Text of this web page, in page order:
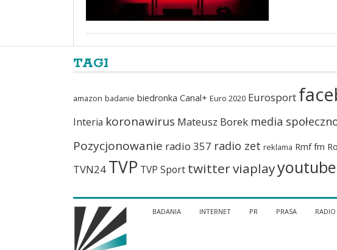
TAGI
amazon badanie biedronka Canal+ Euro 2020 Eurosport
Interia koronawirus Mateusz Borek media
Pozycjonowanie radio 357 radio zet reklama Rmf fm
TVN24 TVP TVP Sport twitterviaplayyoutube
BADANIA INTERNET PR PRASA RADIO